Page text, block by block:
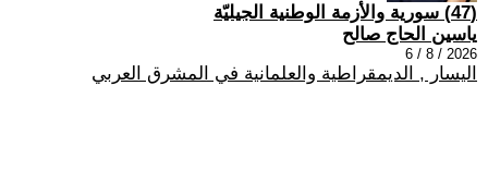
(47) سورية والأزمة الوطنية الجيليّة
ياسين الحاج صالح
2026 / 8 / 6
اليسار , الديمقراطية والعلمانية في المشرق العربي